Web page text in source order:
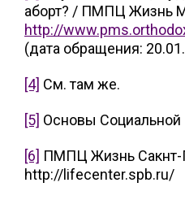
аборт? / ПМПЦ Жизнь
http://
(дата обращения:
[4] См. там же.
[5] Основы
[6] ПМПЦ Жизнь Сакнт-
http://lifecenter.spb.ru/